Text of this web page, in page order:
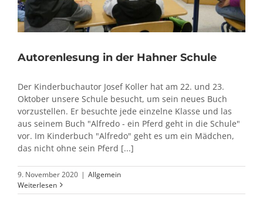
Autorenlesung in der Hahner Schule
Der Kinderbuchautor Josef Koller hat am 22. und 23.
Oktober unsere Schule besucht, um sein neues Buch
vorzustellen. Er besuchte jede einzelne Klasse und las
aus seinem Buch "Alfredo - ein Pferd geht in die Schule"
vor. Im Kinderbuch "Alfredo" geht es um ein Mädchen,
das nicht ohne sein Pferd [...]
9. November 2020 | Allgemein
Weiterlesen